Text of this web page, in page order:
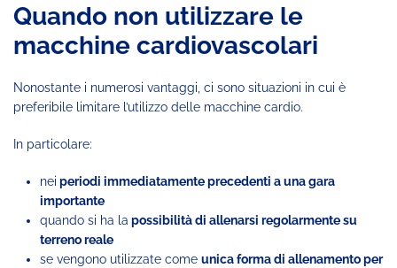
Quando non utilizzare le
macchine cardiovascolari
Nonostante i numerosi vantaggi, ci sono situazioni in cui è
preferibile limitare l’utilizzo delle macchine cardio.
In particolare:
nei periodi immediatamente precedenti a una gara
importante
quando si ha la possibilità di allenarsi regolarmente su
terreno reale
se vengono utilizzate come unica forma di allenamento per